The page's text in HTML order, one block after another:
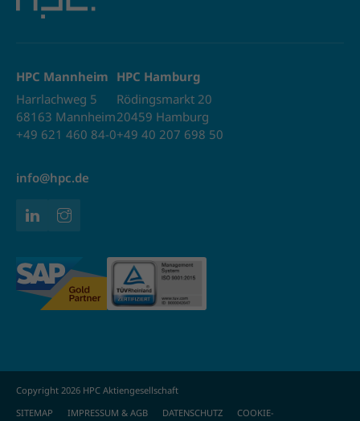
HPC Mannheim
Harrlachweg 5
68163 Mannheim
+49 621 460 84-0
HPC Hamburg
Rödingsmarkt 20
20459 Hamburg
+49 40 207 698 50
info@hpc.de
Copyright 2026 HPC Aktiengesellschaft
SITEMAP
IMPRESSUM & AGB DATENSCHUTZ COOKIE-